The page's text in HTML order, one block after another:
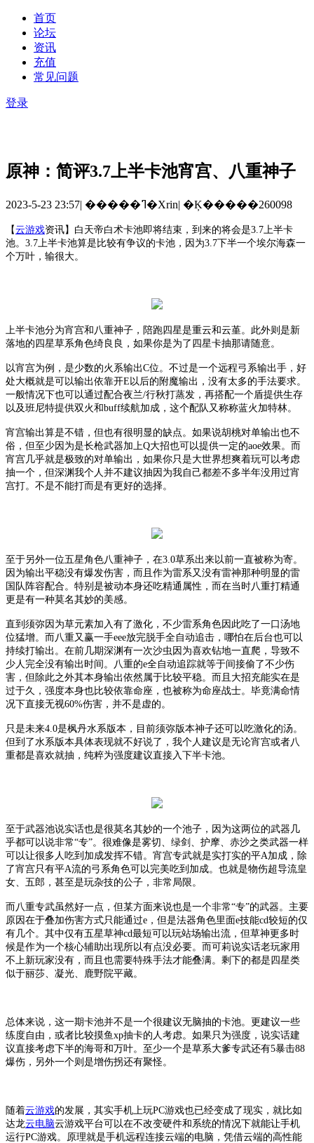
首页
论坛
资讯
充值
常见问题
登录
原神：简评3.7上半卡池宵宫、八重神子
2023-5-23 23:57| �����ߣ�Xrin| �Ķ�����260098
【云游戏资讯】 白天帝白术卡池即将结束，到来的将会是3.7上半卡
池。3.7上半卡池算是比较有争议的卡池，因为3.7下半一个埃尔海森一
个万叶，输很大。
上半卡池分为宵宫和八重神子，陪跑四星是重云和云堇。此外则是新
落地的四星草系角色绮良良，如果你是为了四星卡抽那请随意。
以宵宫为例，是少数的火系输出C位。不过是一个远程弓系输出手，好
处大概就是可以输出依靠开E以后的附魔输出，没有太多的手法要求。
一般情况下也可以通过配合夜兰/行秋打蒸发，再搭配一个盾提供生存
以及班尼特提供双火和buff续航加成，这个配队又称称蓝火加特林。
宵宫输出算是不错，但也有很明显的缺点。如果说胡桃对单输出也不
俗，但至少因为是长枪武器加上Q大招也可以提供一定的aoe效果。而
宵宫几乎就是极致的对单输出，如果你只是大世界想爽着玩可以考虑
抽一个，但深渊我个人并不建议抽因为我自己都差不多半年没用过宵
宫打。不是不能打而是有更好的选择。
至于另外一位五星角色八重神子，在3.0草系出来以前一直被称为寄。
因为输出平稳没有爆发伤害，而且作为雷系又没有雷神那种明显的雷
国队阵容配合。特别是被动本身还吃精通属性，而在当时八重打精通
更是有一种莫名其妙的美感。
直到须弥因为草元素加入有了激化，不少雷系角色因此吃了一口汤地
位猛增。而八重又赢一手eee放完脱手全自动追击，哪怕在后台也可以
持续打输出。在前几期深渊有一次沙虫因为喜欢钻地一直爬，导致不
少人完全没有输出时间。八重的e全自动追踪就等于间接偷了不少伤
害，但除此之外其本身输出依然属于比较平稳。而且大招充能实在是
过于久，强度本身也比较依靠命座，也被称为命座战士。毕竟满命情
况下直接无视60%伤害，并不是虚的。
只是未来4.0是枫丹水系版本，目前须弥版本神子还可以吃激化的汤。
但到了水系版本具体表现就不好说了，我个人建议是无论宵宫或者八
重都是喜欢就抽，纯粹为强度建议直接入下半卡池。
至于武器池说实话也是很莫名其妙的一个池子，因为这两位的武器几
乎都可以说非常“专”。很难像是雾切、绿剑、护摩、赤沙之类武器一样
可以让很多人吃到加成发挥不错。宵宫专武就是实打实的平A加成，除
了宵宫只有平A流的弓系角色可以完美吃到加成。也就是物伤超导流皇
女、五郎，甚至是玩杂技的公子，非常局限。
而八重专武虽然好一点，但某方面来说也是一个非常“专”的武器。主要
原因在于叠加伤害方式只能通过e，但是法器角色里面e技能cd较短的仅
有几个。其中仅有五星草神cd最短可以玩站场输出流，但草神更多时
候是作为一个核心辅助出现所以有点没必要。而可莉说实话老玩家用
不上新玩家没有，而且也需要特殊手法才能叠满。剩下的都是四星类
似于丽莎、凝光、鹿野院平藏。
总体来说，这一期卡池并不是一个很建议无脑抽的卡池。更建议一些
练度自由，或者比较摸鱼xp抽卡的人考虑。如果只为强度，说实话建
议直接考虑下半的海哥和万叶。至少一个是草系大爹专武还有5暴击88
爆伤，另外一个则是增伤拐还有聚怪。
随着云游戏的发展，其实手机上玩PC游戏也已经变成了现实，就比如
达龙云电脑云游戏平台可以在不改变硬件和系统的情况下就能让手机
运行PC游戏。原理就是手机远程连接云端的电脑，凭借云端的高性能